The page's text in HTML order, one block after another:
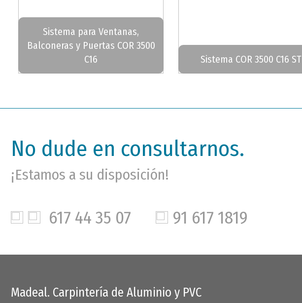
Sistema para Ventanas,
Balconeras y Puertas COR 3500
C16
Sistema COR 3500 C16 ST
No dude en consultarnos.
¡Estamos a su disposición!
617 44 35 07 91 617 1819
Madeal. Carpintería de Aluminio y PVC